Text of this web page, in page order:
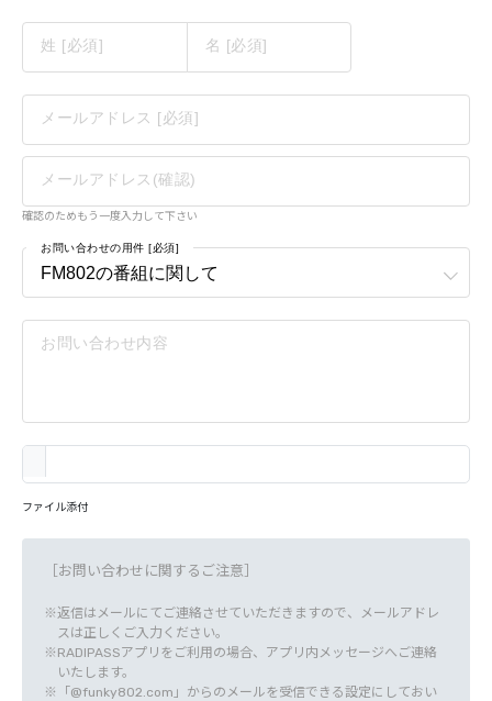
姓 [必須] 名 [必須]
メールアドレス [必須]
メールアドレス(確認)
確認のためもう一度入力して下さい
お問い合わせの用件 [必須]
お問い合わせ内容
ファイル添付
［お問い合わせに関するご注意］
返信はメールにてご連絡させていただきますので、メールアドレ
スは正しくご入力ください。
RADIPASSアプリをご利用の場合、アプリ内メッセージへご連絡
いたします。
「@funky802.com」からのメールを受信できる設定にしておい